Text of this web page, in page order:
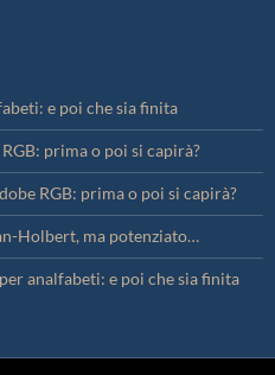
e poi che sia finita
prima o poi si capirà?
RGB: prima o poi si capirà?
Holbert, ma potenziato…
analfabeti: e poi che sia finita